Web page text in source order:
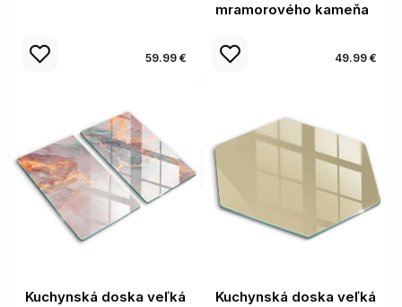
59.99 €
mramorového kameňa
49.99 €
Kuchynská doska veľká
Kuchynská doska veľká